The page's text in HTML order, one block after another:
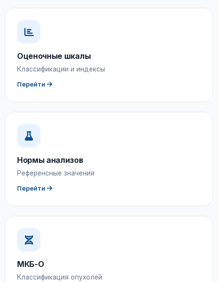
Оценочные шкалы
Классификации и индексы
Перейти
Нормы анализов
Референсные значения
Перейти
МКБ-О
Классификация опухолей